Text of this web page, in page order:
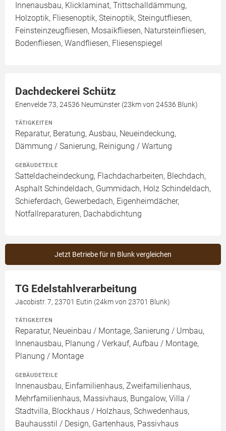
Innenausbau, Klicklaminat, Trittschalldämmung,
Holzoptik, Fliesenoptik, Steinoptik, Steingutfliesen,
Feinsteinzeugfliesen, Mosaikfliesen, Natursteinfliesen,
Bodenfliesen, Wandfliesen, Fliesenspiegel
Dachdeckerei Schütz
Enenvelde 73, 24536 Neumünster (23km von 24536 Blunk)
TÄTIGKEITEN
Reparatur, Beratung, Ausbau, Neueindeckung,
Dämmung / Sanierung, Reinigung / Wartung
GEBÄUDETEILE
Satteldacheindeckung, Flachdacharbeiten, Blechdach,
Asphalt Schindeldach, Gummidach, Holz Schindeldach,
Schieferdach, Gewerbedach, Eigenheimdächer,
Notfallreparaturen, Dachabdichtung
Jetzt Betriebe für in Blunk vergleichen
TG Edelstahlverarbeitung
Jacobistr. 7, 23701 Eutin (24km von 23701 Blunk)
TÄTIGKEITEN
Reparatur, Neueinbau / Montage, Sanierung / Umbau,
Innenausbau, Planung / Verkauf, Aufbau / Montage,
Planung / Montage
GEBÄUDETEILE
Innenausbau, Einfamilienhaus, Zweifamilienhaus,
Mehrfamilienhaus, Massivhaus, Bungalow, Villa /
Stadtvilla, Blockhaus / Holzhaus, Schwedenhaus,
Bauhausstil / Design, Gartenhaus, Passivhaus